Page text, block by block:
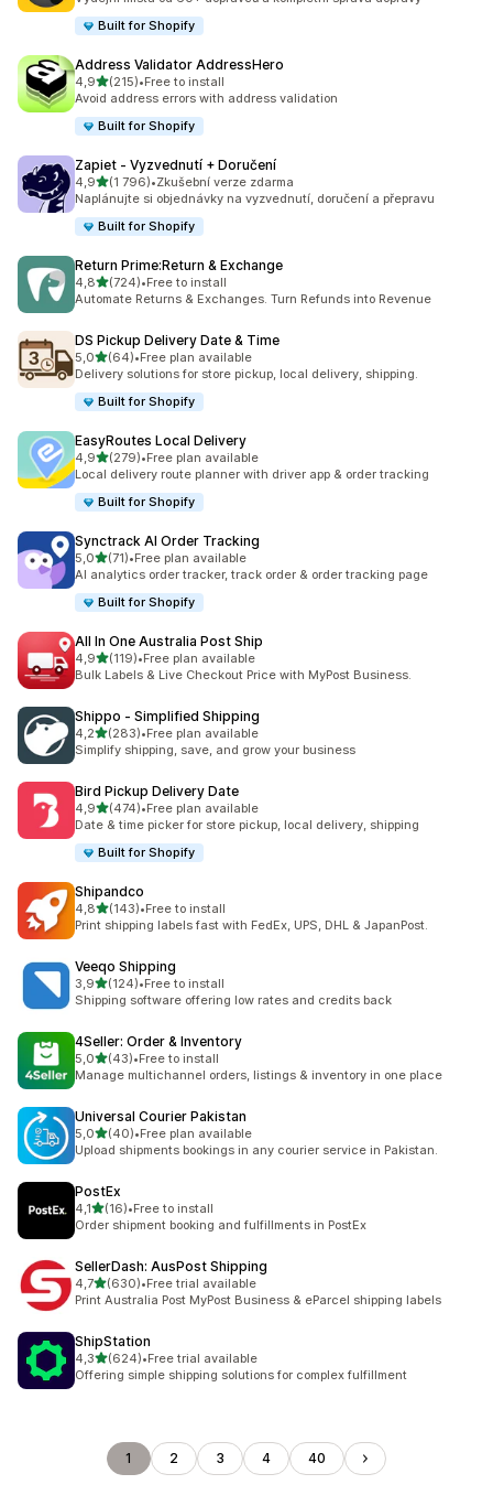
Built for Shopify
Address Validator AddressHero
4,9z 5 hvězd
(215)
Celkový počet recenzí: 215
•Free to install
Avoid address errors with address validation
Built for Shopify
Zapiet ‑ Vyzvednutí + Doručení
4,9z 5 hvězd
(1 796)
Celkový počet recenzí: 1796
•Zkušební verze zdarma
Naplánujte si objednávky na vyzvednutí, doručení a přepravu
Built for Shopify
Return Prime:Return & Exchange
4,8z 5 hvězd
(724)
Celkový počet recenzí: 724
•Free to install
Automate Returns & Exchanges. Turn Refunds into Revenue
DS Pickup Delivery Date & Time
5,0z 5 hvězd
(64)
Celkový počet recenzí: 64
•Free plan available
Delivery solutions for store pickup, local delivery, shipping.
Built for Shopify
EasyRoutes Local Delivery
4,9z 5 hvězd
(279)
Celkový počet recenzí: 279
•Free plan available
Local delivery route planner with driver app & order tracking
Built for Shopify
Synctrack AI Order Tracking
5,0z 5 hvězd
(71)
Celkový počet recenzí: 71
•Free plan available
AI analytics order tracker, track order & order tracking page
Built for Shopify
All In One Australia Post Ship
4,9z 5 hvězd
(119)
Celkový počet recenzí: 119
•Free plan available
Bulk Labels & Live Checkout Price with MyPost Business.
Shippo ‑ Simplified Shipping
4,2z 5 hvězd
(283)
Celkový počet recenzí: 283
•Free plan available
Simplify shipping, save, and grow your business
Bird Pickup Delivery Date
4,9z 5 hvězd
(474)
Celkový počet recenzí: 474
•Free plan available
Date & time picker for store pickup, local delivery, shipping
Built for Shopify
Shipandco
4,8z 5 hvězd
(143)
Celkový počet recenzí: 143
•Free to install
Print shipping labels fast with FedEx, UPS, DHL & JapanPost.
Veeqo Shipping
3,9z 5 hvězd
(124)
Celkový počet recenzí: 124
•Free to install
Shipping software offering low rates and credits back
4Seller: Order & Inventory
5,0z 5 hvězd
(43)
Celkový počet recenzí: 43
•Free to install
Manage multichannel orders, listings & inventory in one place
Universal Courier Pakistan
5,0z 5 hvězd
(40)
Celkový počet recenzí: 40
•Free plan available
Upload shipments bookings in any courier service in Pakistan.
PostEx
4,1z 5 hvězd
(16)
Celkový počet recenzí: 16
•Free to install
Order shipment booking and fulfillments in PostEx
SellerDash: AusPost Shipping
4,7z 5 hvězd
(630)
Celkový počet recenzí: 630
•Free trial available
Print Australia Post MyPost Business & eParcel shipping labels
ShipStation
4,3z 5 hvězd
(624)
Celkový počet recenzí: 624
•Free trial available
Offering simple shipping solutions for complex fulfillment
1 2 3 4 40